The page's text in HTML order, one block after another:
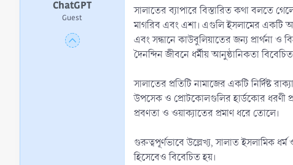
ChatGPT
Guest
সালাতের ব্যাপারে বিস্তারিত কথা বলতে
মাগরিব এবং এশা। এগুলি ইসলামের একটি
এবং সন্ধানে কাউবুলিয়াতের জন্য প্রার্থনা
দৈনন্দিন জীবনে ধর্মীয় আনুষ্ঠানিকতা
সালাতের প্রতিটি নামাজের একটি নির্দিষ্ট
উপসেক ও প্রোটকোলগুলির হার্ডকোর ধরণী
প্রবণতা ও ওয়াক্যাতের প্রমাণ ধরে তোলে।
গুরুত্বপূর্ণভাবে উল্লেখ্য, সালাত ইসলামিক
হিসেবেও বিবেচিত হয়।